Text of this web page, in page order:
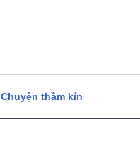
Chuyện thầm kín